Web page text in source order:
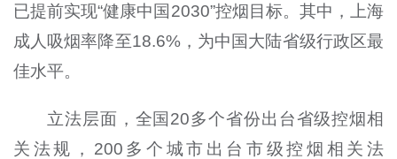
已提前实现“健康中国2030”控烟目标。其中，上海
成人吸烟率降至18.6%，为中国大陆省级行政区最
佳水平。
立法层面，全国20多个省份出台省级控烟相
关法规，200多个城市出台市级控烟相关法